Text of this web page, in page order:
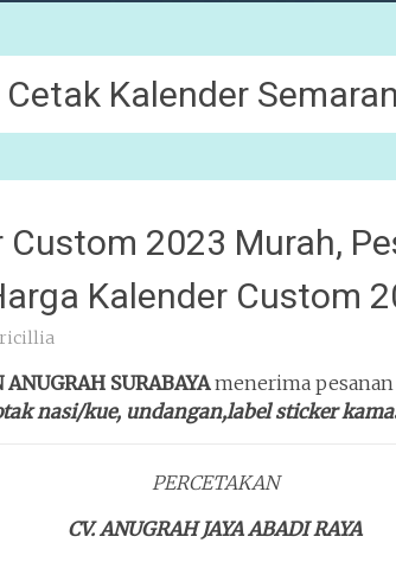
Cetak Kalender
Custom 2023 Murah,
Kalender Custom
ANUGRAH SURABAYAmenerima
nasi/kue, undangan,label sticker
PERCETAKAN
CV. ANUGRAH JAYA ABADI RAYA